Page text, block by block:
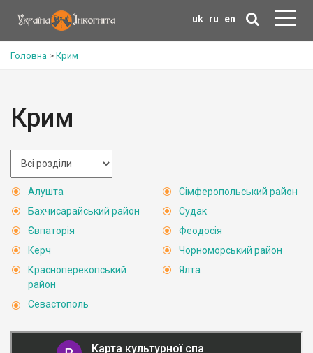
uk ru en
Головна > Крим
Крим
Алушта
Бахчисарайський район
Євпаторія
Керч
Красноперекопський
район
Севастополь
Сімферопольський район
Судак
Феодосія
Чорноморський район
Ялта